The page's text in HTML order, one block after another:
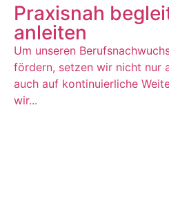
Praxisnah
anleiten
Um unseren
fördern, setzen wir nicht nur
auch auf kontinuierliche
wir...